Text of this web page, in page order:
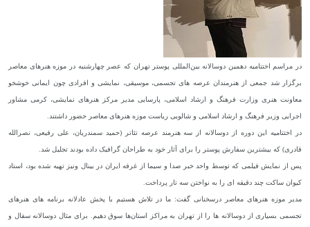
در مراسم اختتامیه دهمین دوسالانه بین‌المللی پوستر تهران که عصر چهارشنبه در موزه هنرهای معاصر
برگزار شد جمعی از هنرمندان عرصه های تجسمی، موسیقی، نمایشی و افرادی چون ایمانی خوشخو
معاونت هنری وزارت فرهنگ و ارشاد اسلامی، پارسایی مدیر مرکز هنرهای نمایشی، کرمی مشاور
اجرایی وزیر فرهنگ و ارشاد اسلامی و شالویی ریاست موزه هنرهای معاصر حضور داشتند.
در اختتامیه این دوره از دوسالانه از سه هنرمند عرصه تئاتر (حمید سمندریان، علی رفیعی، نصرالله
قادری) که بیشترین سفارش پوستر را برای آثار خود به طراحان گرافیک داده بودند تجلیل شد.
پس از نمایش فیلمی که توسط واحد خبر صدا و سیما از غرفه ایران در بینال ونیز تهیه شده بود، استاد
کیوان ساکت چند دقیقه ای را به نواختن سه تار پرداخت.
مدیر موزه هنرهای معاصر درسخنانی گفت: ما در تلاش هستیم با پخش عادلانه برنامه های هنرهای
تجسمی بسیاری از دوسالانه ها را از تهران به مراکز استان‌ها سوق دهیم. برای مثال دوسالانه سفال و